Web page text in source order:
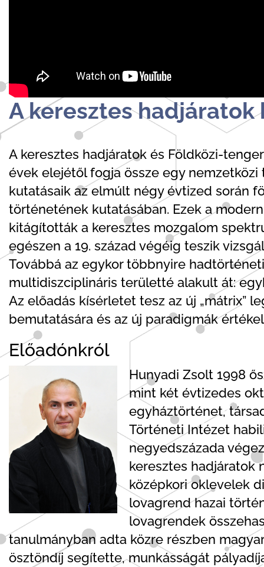
A keresztes hadjáratok
A keresztes hadjáratok és Földközi-
évek elejétől fogja össze egy nemzetközi
kutatásaik az elmúlt négy évtized során
történetének kutatásában. Ezek a
kitágították a keresztes mozgalom
egészen a 19. század végéig teszik
Továbbá az egykor többnyire
multidiszciplináris területté alakult át:
Az előadás kísérletet tesz az új „mátrix”
bemutatására és az új paradigmák
Előadónkról
Hunyadi Zsolt 1998
mint két évtizedes
egyháztörténet,
Történeti Intézet
negyedszázada
keresztes hadjáratok
középkori oklevelek
lovagrend hazai
lovagrendek
tanulmányban adta közre részben
ösztöndíj segítette, munkásságát